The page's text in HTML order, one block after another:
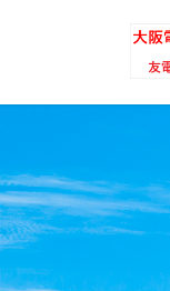
ス
キ
ッ
プ
ン
に
移
動